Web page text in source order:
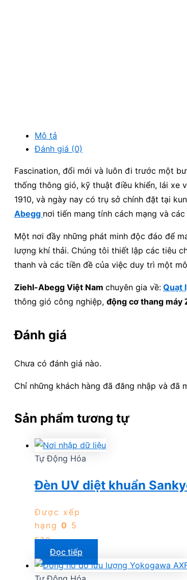
Mô tả
Đánh giá (0)
Fascination, đổi mới và luôn đi trước một
thống thông gió, kỹ thuật điều khiển, lái xe
1910, và ngày nay có trụ sở chính đặt tại
Abegg nơi tiến mang tính cách mạng và
Một nơi đầy những phát minh độc đáo để
lượng khí thải. Chúng tôi thiết lập các tiêu
thanh và các tiền đề của việc duy trì một
Ziehl-Abegg Việt Nam chuyên gia về: Quạt
thông gió công nghiệp, động cơ thang máy
Đánh giá
Chưa có đánh giá nào.
Chỉ những khách hàng đã đăng nhập và đã
Sản phẩm tương tự
Tự Động Hóa
Đèn UV diệt khuẩn
Được xếp
hạng 0 5
sao
Đọc tiếp